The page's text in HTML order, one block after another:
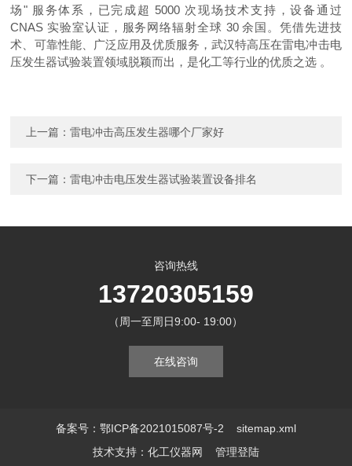
场" 服务体系，已完成超 5000 次现场技术支持，设备通过
CNAS 实验室认证，服务网络辐射全球 30 余国。凭借先进技
术、可靠性能、广泛应用及优质服务，武汉特高压在雷电冲击电
压发生器试验装置领域脱颖而出，是化工等行业的优质之选 。
上一篇：雷电冲击高压发生器哪个厂家好
下一篇：雷电冲击电压发生器试验装置设备排名
咨询热线
13720305159
（周一至周日9:00- 19:00）
在线咨询
备案号：鄂ICP备2021015087号-2
sitemap.xml
技术支持： 化工仪器网 管理登陆